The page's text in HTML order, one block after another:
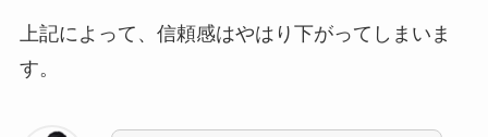
上記によって、信頼感はやはり下がってしまいま
す。